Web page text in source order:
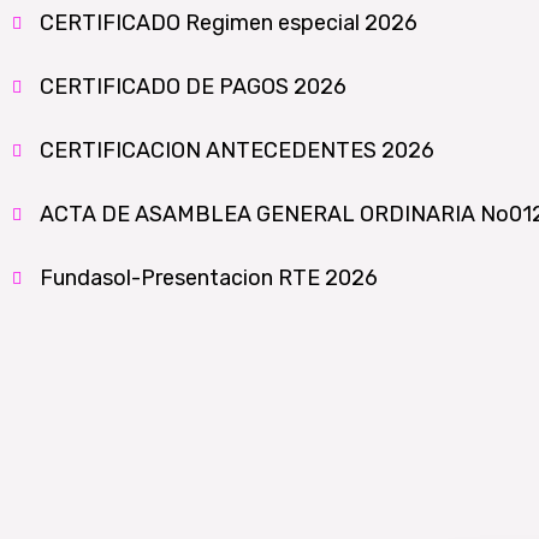
CERTIFICADO Regimen especial 2026
CERTIFICADO DE PAGOS 2026
CERTIFICACION ANTECEDENTES 2026
ACTA DE ASAMBLEA GENERAL ORDINARIA
Fundasol-Presentacion RTE 2026